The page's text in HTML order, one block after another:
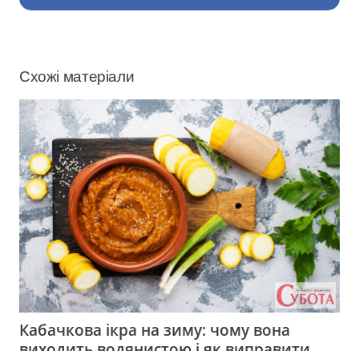
Схожі матеріали
Кабачкова ікра на зиму: чому вона